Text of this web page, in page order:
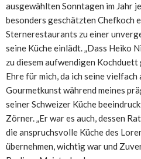
ausgewählten Sonntagen im Jahr
besonders geschätzten Chefkoch
Sternerestaurants zu einer
seine Küche einlädt. „Dass Heiko
zu diesem aufwendigen
Ehre für mich, da ich seine
Gourmetkunst während meines
seiner Schweizer Küche
Zörner. „Er war es auch, dessen
die anspruchsvolle Küche des
übernehmen, wichtig war und